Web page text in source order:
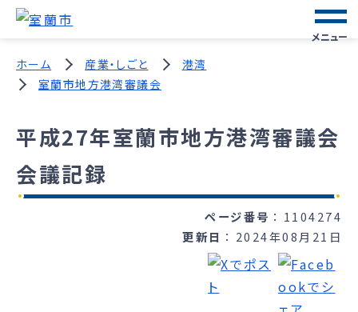
メニュー
ホーム 産業・しごと
港湾
室蘭市地方港湾審議会
平成27年室蘭市地方港湾審議会
会議記録
ページ番号
1104274
更新日
2024年08月21日